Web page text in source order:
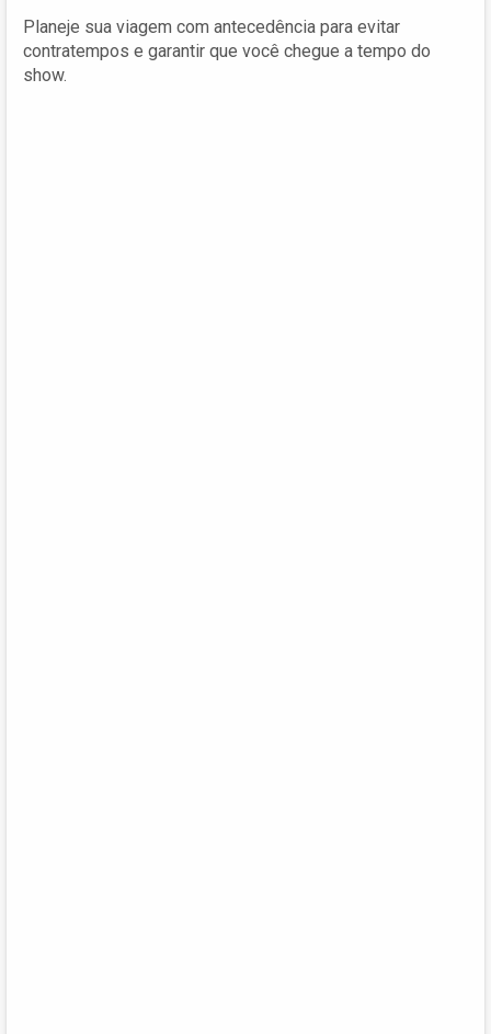
Planeje sua viagem com antecedência para evitar
contratempos e garantir que você chegue a tempo do
show.